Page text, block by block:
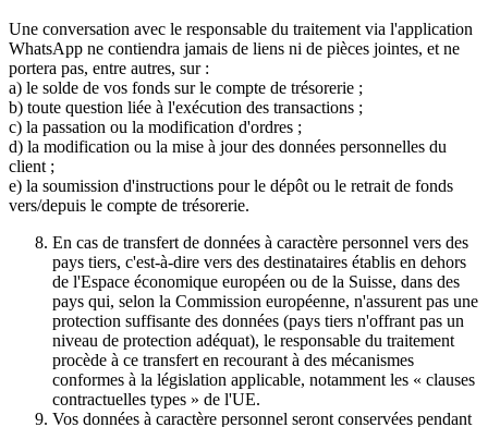
Une conversation avec le responsable du traitement via l'application
WhatsApp ne contiendra jamais de liens ni de pièces jointes, et ne
portera pas, entre autres, sur :
a) le solde de vos fonds sur le compte de trésorerie ;
b) toute question liée à l'exécution des transactions ;
c) la passation ou la modification d'ordres ;
d) la modification ou la mise à jour des données personnelles du
client ;
e) la soumission d'instructions pour le dépôt ou le retrait de fonds
vers/depuis le compte de trésorerie.
En cas de transfert de données à caractère personnel vers des
pays tiers, c'est-à-dire vers des destinataires établis en dehors
de l'Espace économique européen ou de la Suisse, dans des
pays qui, selon la Commission européenne, n'assurent pas une
protection suffisante des données (pays tiers n'offrant pas un
niveau de protection adéquat), le responsable du traitement
procède à ce transfert en recourant à des mécanismes
conformes à la législation applicable, notamment les « clauses
contractuelles types » de l'UE.
Vos données à caractère personnel seront conservées pendant